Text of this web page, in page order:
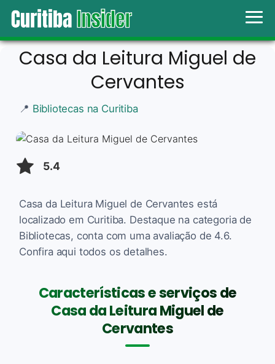
Casa da Leitura Miguel de
Cervantes
📍 Bibliotecas na Curitiba
5.4
Casa da Leitura Miguel de Cervantes está
localizado em Curitiba. Destaque na categoria de
Bibliotecas, conta com uma avaliação de 4.6.
Confira aqui todos os detalhes.
Características e serviços de
Casa da Leitura Miguel de
Cervantes